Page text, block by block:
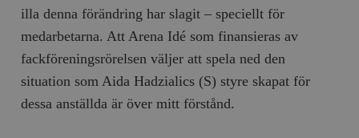
illa denna förändring har slagit – speciellt för
medarbetarna. Att Arena Idé som finansieras av
fackföreningsrörelsen väljer att spela ned den
situation som Aida Hadzialics (S) styre skapat för
dessa anställda är över mitt förstånd.